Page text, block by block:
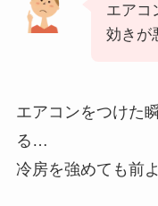
エアコ
効きが
エアコンをつけた
る…
冷房を強めても前